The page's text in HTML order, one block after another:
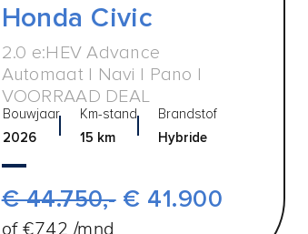
Honda Civic
2.0 e:HEV Advance
Automaat | Navi | Pano |
VOORRAAD DEAL
Bouwjaar
2026
Km-stand
15 km
Brandstof
Hybride
€ 44.750,-€ 41.900